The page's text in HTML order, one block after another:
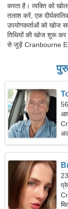
करता है। व्यक्ति को
तलाश करें, एक
उपयोगकर्ताओं को खोज
तिथियों की खोज शुरू कर
से जुड़ें Cranbourne